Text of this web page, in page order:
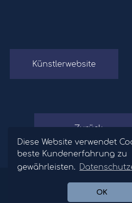
Diese Website verwendet
beste Kundenerfahrung zu
gewährleisten.
OK
Künstlerwebsite
Zurück